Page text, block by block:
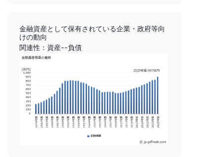
金融資産として保有されている企業・政府等向
けの動向
関連性：資産--負債